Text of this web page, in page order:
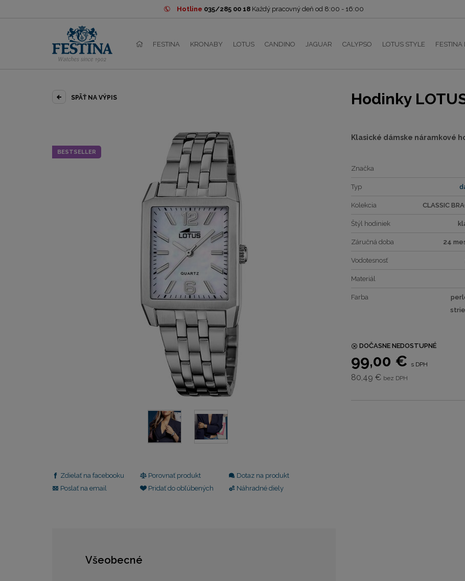
Hotline 035/285 00 18 Každý pracovný deň od 8:00 - 16:00
FESTINA KRONABY LOTUS CANDINO JAGUAR CALYPSO LOTUS STYLE FESTINA
SPÄŤ NA VÝPIS Hodinky
BESTSELLER
Klasické dámske náramkové
Značka
Typ
Kolekcia CLASSIC
Štýl hodiniek
Záručná doba 24
Vodotesnosť
Materiál
Farba
DOČASNE NEDOSTUPNÉ
99,00 € s DPH
80,49 € bez DPH
Zdielať na facebooku Porovnať produkt
Dotaz na produkt
Poslať na email
Pridať do obľúbených Náhradné diely
Všeobecné